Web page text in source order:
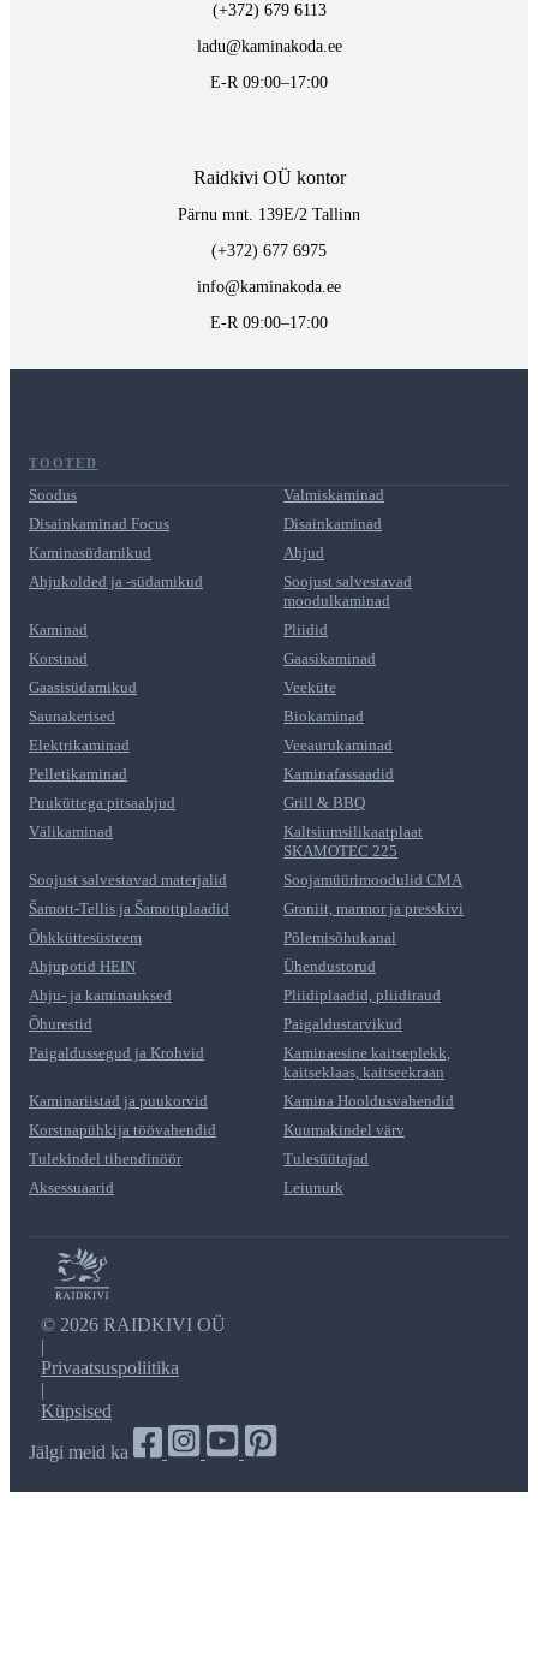
(+372) 679 6113
ladu@kaminakoda.ee
E-R 09:00–17:00
Raidkivi OÜ kontor
Pärnu mnt. 139E/2 Tallinn
(+372) 677 6975
info@kaminakoda.ee
E-R 09:00–17:00
TOOTED
Soodus
Valmiskaminad
Disainkaminad Focus
Disainkaminad
Kaminasüdamikud
Ahjud
Ahjukolded ja -südamikud
Soojust salvestavad
moodulkaminad
Kaminad
Pliidid
Korstnad
Gaasikaminad
Gaasisüdamikud
Veeküte
Saunakerised
Biokaminad
Elektrikaminad
Veeaurukaminad
Pelletikaminad
Kaminafassaadid
Puuküttega pitsaahjud
Grill & BBQ
Välikaminad
Kaltsiumsilikaatplaat
SKAMOTEC 225
Soojust salvestavad materjalid
Soojamüürimoodulid CMA
Šamott-Tellis ja Šamottplaadid
Graniit, marmor ja presskivi
Õhkküttesüsteem
Põlemisõhukanal
Ahjupotid HEIN
Ühendustorud
Ahju- ja kaminauksed
Pliidiplaadid, pliidiraud
Õhurestid
Paigaldustarvikud
Paigaldussegud ja Krohvid
Kaminaesine kaitseplekk,
kaitseklaas, kaitseekraan
Kaminariistad ja puukorvid
Kamina Hooldusvahendid
Korstnapühkija töövahendid
Kuumakindel värv
Tulekindel tihendinöör
Tulesüütajad
Aksessuaarid
Leiunurk
© 2026 RAIDKIVI OÜ
|
Privaatsuspoliitika
|
Küpsised
Jälgi meid ka